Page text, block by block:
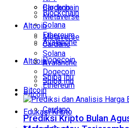
Cardano
Solana
Avalanche
Dogecoin
Shiba Inu
Bitcoin
Edukasi Kripto
Blockchain
Metaverse
Altcoin
Ethereum
Cardano
Blockchain
Metaverse
Altcoin
Ethereum
Cardano
Solana
Avalanche
Dogecoin
Shiba Inu
Bitcoin
Prediksi Kripto Bulan